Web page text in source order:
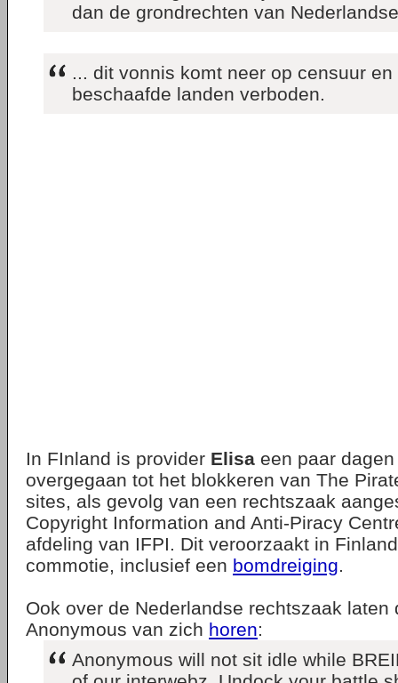
dan de grondrechten van
... dit vonnis komt neer op censuur
beschaafde landen verboden.
In FInland is provider Elisa een paar
overgegaan tot het blokkeren van The
sites, als gevolg van een rechtszaak
Copyright Information and Anti-Piracy
afdeling van IFPI. Dit veroorzaakt in
commotie, inclusief een bomdreiging.
Ook over de Nederlandse rechtszaak laten
Anonymous van zich horen:
Anonymous will not sit idle while